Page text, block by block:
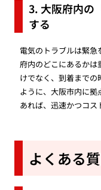
3. 大阪府内の
する
電気のトラブルは緊
府内のどこにあるか
けでなく、到着まで
ように、大阪市内に
あれば、迅速かつコス
よくある質